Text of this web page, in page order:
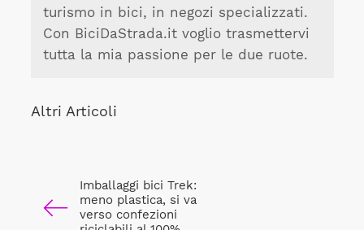
turismo in bici, in negozi specializzati.
Con BiciDaStrada.it voglio trasmettervi
tutta la mia passione per le due ruote.
Altri Articoli
Imballaggi bici Trek:
meno plastica, si va
verso confezioni